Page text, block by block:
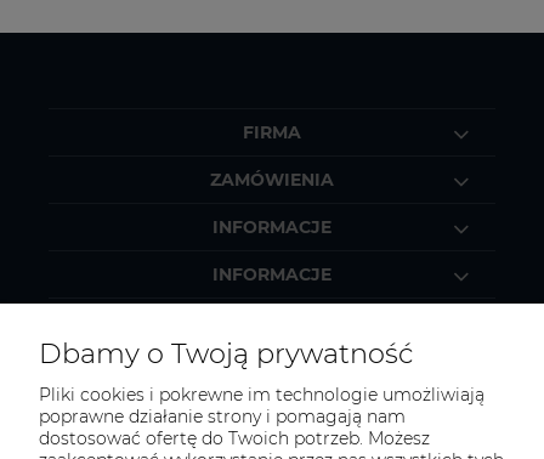
FIRMA
ZAMÓWIENIA
INFORMACJE
INFORMACJE
KONTAKT
Dbamy o Twoją prywatność
Pliki cookies i pokrewne im technologie umożliwiają
poprawne działanie strony i pomagają nam
dostosować ofertę do Twoich potrzeb. Możesz